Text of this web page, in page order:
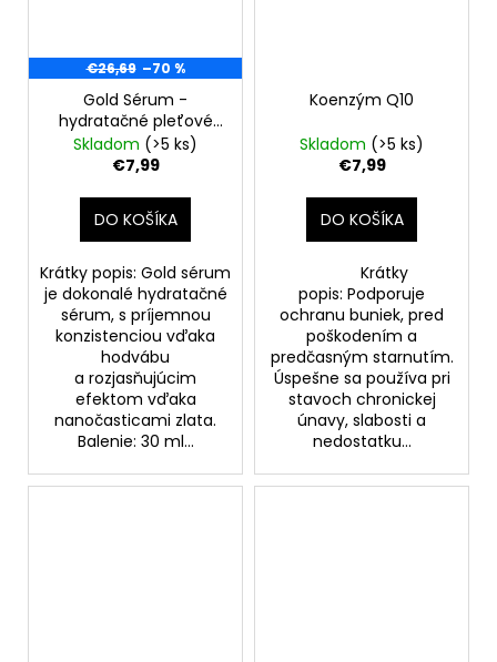
€26,69 –70 %
Gold Sérum -
hydratačné pleťové
sérum
Skladom (>5 ks)
€7,99
DO KOŠÍKA
Krátky popis: Gold sérum
je dokonalé hydratačné
sérum, s príjemnou
konzistenciou vďaka
hodvábu
a rozjasňujúcim
efektom vďaka
nanočasticami zlata.
Balenie: 30 ml...
Koenzým Q10
Skladom (>5 ks)
€7,99
DO KOŠÍKA
Krátky
popis: Podporuje
ochranu buniek, pred
poškodením a
predčasným starnutím.
Úspešne sa používa pri
stavoch chronickej
únavy, slabosti a
nedostatku...